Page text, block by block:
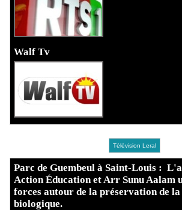
Walf Tv
Télévision Leral
Parc de Guembeul à Saint-Louis :
Action Éducation et Arr Sunu Aalam
forces autour de la préservation de
biologique.